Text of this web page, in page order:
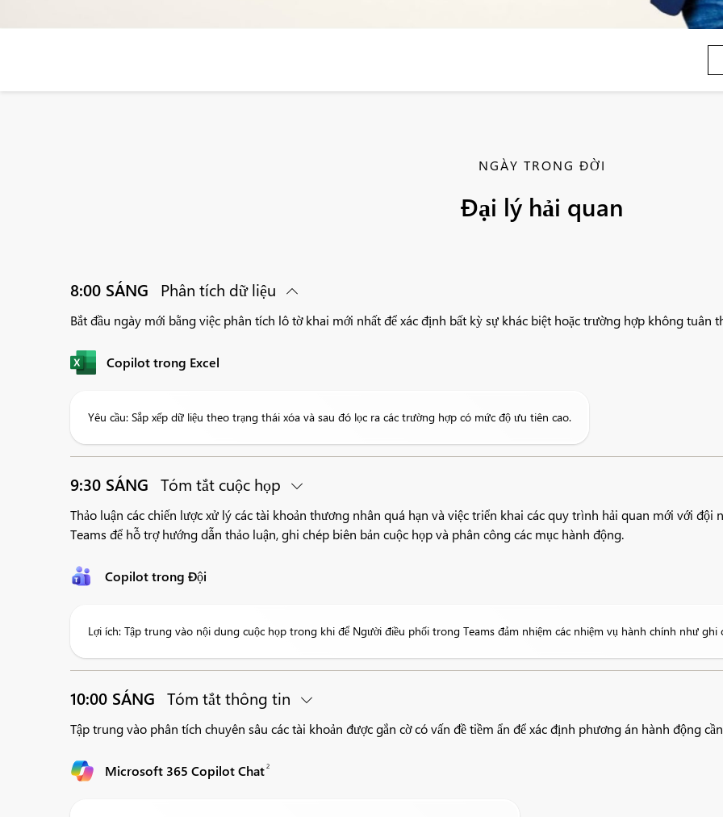
NGÀY TRONG ĐỜI
Đại lý hải quan
8:00 SÁNG Phân tích dữ liệu
Bắt đầu ngày mới bằng việc phân tích lô tờ khai mới nhất để xác định bất kỳ sự khác biệt hoặc trường hợp không tuân
Copilot trong Excel
Yêu cầu: Sắp xếp dữ liệu theo trạng thái xóa và sau đó lọc ra các trường hợp có mức độ ưu tiên cao.
9:30 SÁNG Tóm tắt cuộc họp
Thảo luận các chiến lược xử lý các tài khoản thương nhân quá hạn và việc triển khai các quy trình hải quan mới với
Teams để hỗ trợ hướng dẫn thảo luận, ghi chép biên bản cuộc họp và phân công các mục hành động.
Copilot trong Đội
Lợi ích: Tập trung vào nội dung cuộc họp trong khi để Người điều phối trong Teams đảm nhiệm các nhiệm vụ hành chính như
10:00 SÁNG Tóm tắt thông tin
Tập trung vào phân tích chuyên sâu các tài khoản được gắn cờ có vấn đề tiềm ẩn để xác định phương án hành động
Microsoft 365 Copilot Chat2